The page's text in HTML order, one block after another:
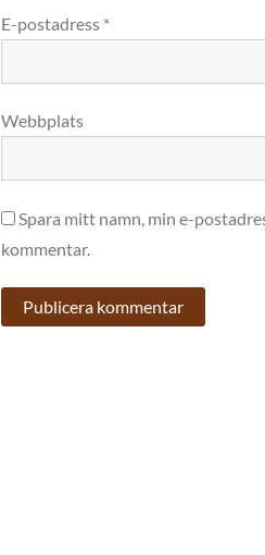
E-postadress *
Webbplats
Spara mitt namn, min e-
kommentar.